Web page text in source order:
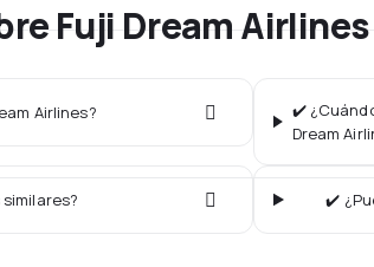
Fuji Dream Airlines
Airlines?
✔️
Dream
✔️